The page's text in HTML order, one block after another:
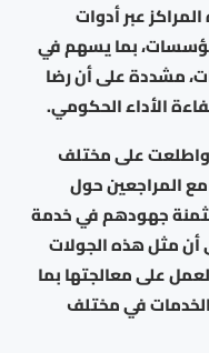
عبر أدوات
بما يسهم في
مشددة على أن رضا
الأداء الحكومي.
واطلعت على مختلف
مع المراجعين حول
جهودهم في خدمة
أن مثل هذه الجولات
على معالجتها بما
في مختلف